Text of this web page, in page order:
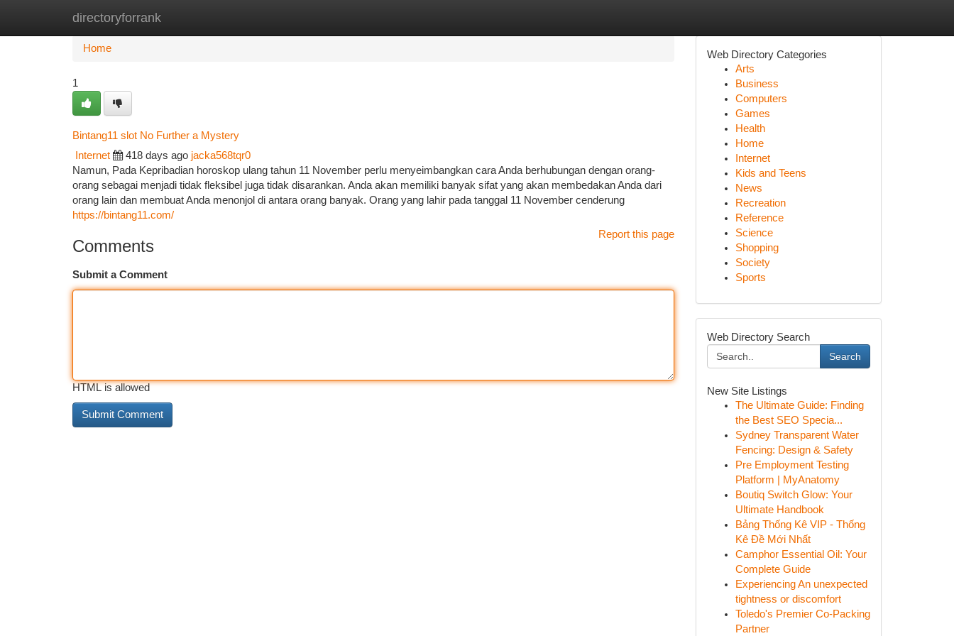
directoryforrank
Home New Site Listings
Home
1
Bintang11 slot No Further a Mystery
Internet 418 days ago jacka568tqr0
Namun, Pada Kepribadian horoskop ulang tahun 11 November perlu menyeimbangkan cara Anda berhubungan dengan orang-
orang sebagai menjadi tidak fleksibel juga tidak disarankan. Anda akan memiliki banyak sifat yang akan membedakan Anda dari
orang lain dan membuat Anda menonjol di antara orang banyak. Orang yang lahir pada tanggal 11 November cenderung
https://bintang11.com/
Report this page
Comments
Submit a Comment
HTML is allowed
Web Directory Categories
Arts
Business
Computers
Games
Health
Home
Internet
Kids and Teens
News
Recreation
Reference
Science
Shopping
Society
Sports
Web Directory Search
Search
New Site Listings
The Ultimate Guide: Finding
the Best SEO Specia...
Sydney Transparent Water
Fencing: Design & Safety
Pre Employment Testing
Platform | MyAnatomy
Boutiq Switch Glow: Your
Ultimate Handbook
Bảng Thống Kê VIP - Thống
Kê Đề Mới Nhất
Camphor Essential Oil: Your
Complete Guide
Experiencing An unexpected
tightness or discomfort
Toledo's Premier Co-Packing
Partner